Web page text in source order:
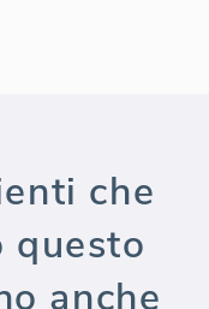
che
questo
anche